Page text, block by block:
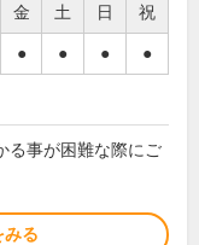
金 土 日 祝
● ● ● ●
る事が困難な際にご
みる